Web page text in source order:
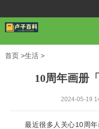
首页 >生活 >
10周年画册
2024-05-19
最近很多人关心10周